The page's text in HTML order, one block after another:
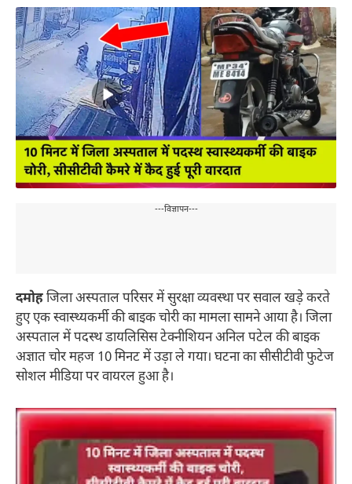
---विज्ञापन---
दमोहजिला अस्पताल परिसर में सुरक्षा व्यवस्था पर सवाल खड़े करते
हुए एक स्वास्थ्यकर्मी की बाइक चोरी का मामला सामने आया है। जिला
अस्पताल में पदस्थ डायलिसिस टेक्नीशियन अनिल पटेल की बाइक
अज्ञात चोर महज 10 मिनट में उड़ा ले गया। घटना का सीसीटीवी फुटेज
सोशल मीडिया पर वायरल हुआ है।